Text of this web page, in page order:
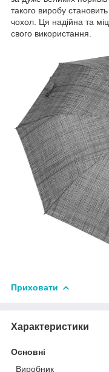
такого виробу
чохол. Ця надійна та
свого використання.
Приховати
Характеристики
Основні
Виробник